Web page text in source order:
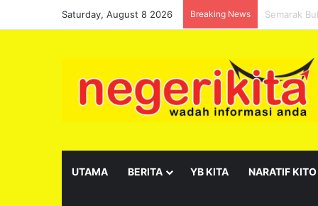
Saturday, August 8 2026 Breaking News Pelantikan
UTAMA BERITA YB KITA NARATIF KITO